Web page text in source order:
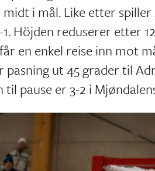
i mål. Like etter
Höjden reduserer etter
en enkel reise inn mot
ut 45 grader til
pause er 3-2 i